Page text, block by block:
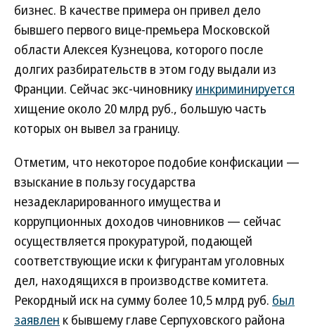
бизнес. В качестве примера он привел дело
бывшего первого вице-премьера Московской
области Алексея Кузнецова, которого после
долгих разбирательств в этом году выдали из
Франции. Сейчас экс-чиновнику инкриминируется
хищение около 20 млрд руб., большую часть
которых он вывел за границу.
Отметим, что некоторое подобие конфискации —
взыскание в пользу государства
незадекларированного имущества и
коррупционных доходов чиновников — сейчас
осуществляется прокуратурой, подающей
соответствующие иски к фигурантам уголовных
дел, находящихся в производстве комитета.
Рекордный иск на сумму более 10,5 млрд руб. был
заявлен к бывшему главе Серпуховского района